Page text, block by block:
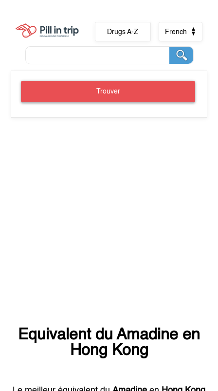
Drugs A-Z French
Trouver
Equivalent du Amadine en
Hong Kong